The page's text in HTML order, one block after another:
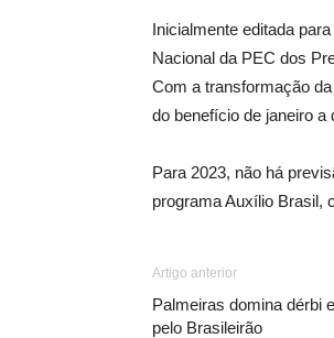
Inicialmente editada
Nacional da PEC dos
Com a transformação
do benefício de janeiro a
Para 2023, não há
programa Auxílio Brasil,
Artigo anterior
Palmeiras domina dérbi
pelo Brasileirão